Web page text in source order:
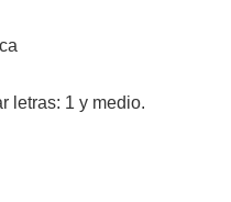
letras: 1 y medio.